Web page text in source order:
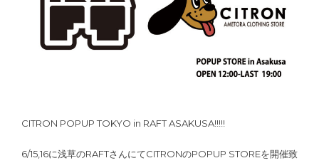
CITRON POPUP TOKYO in RAFT ASAKUSA!!!!!
6/15,16に浅草のRAFTさんにてCITRONのPOPUP STOREを開催致